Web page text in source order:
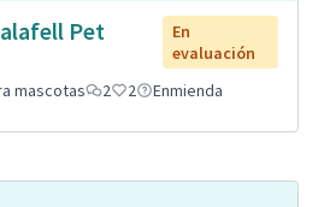
Pet
En
evaluación
mascotas 2 2 Enmienda